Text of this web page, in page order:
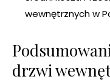
wewnętrznych w
drzwi